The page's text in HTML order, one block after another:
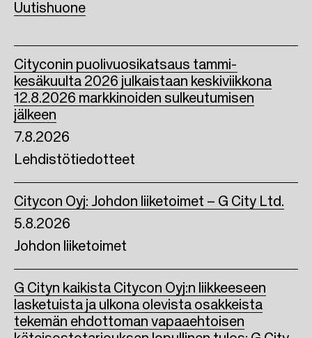
o r
Uutishuone
7.8.2026
Lehdistötiedotteet
Cityconin puolivuosikatsaus tammi-
kesäkuulta 2026 julkaistaan keskiviikkona
12.8.2026 markkinoiden sulkeutumisen
jälkeen
5.8.2026
Johdon liiketoimet
Citycon Oyj: Johdon liiketoimet – G City Ltd.
G Cityn kaikista Citycon Oyj:n liikkeeseen
lasketuista ja ulkona olevista osakkeista
tekemän ehdottoman vapaaehtoisen